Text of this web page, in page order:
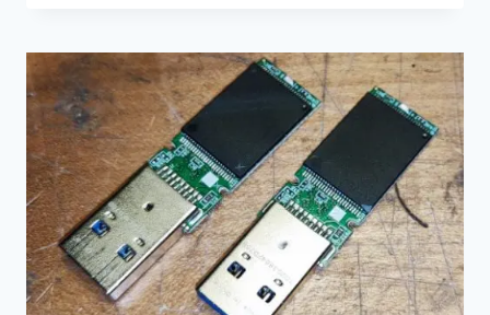
AIO
24-
R168NG